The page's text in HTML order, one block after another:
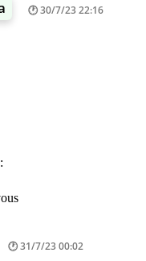
30/7/23 22:16
31/7/23 00:02